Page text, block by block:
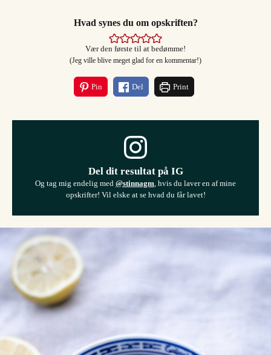
Hvad synes du om opskriften?
Vær den første til at bedømme!
(Jeg ville blive meget glad for en kommentar!)
Pin Del Print
Del dit resultat på IG
Og tag mig endelig med @stinnagm , hvis du laver en af mine
opskrifter! Vil elske at se hvad du får lavet!